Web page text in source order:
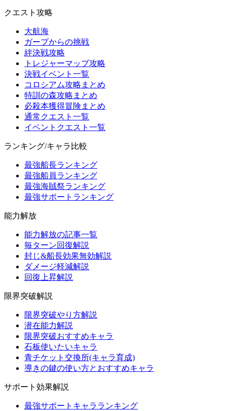
クエスト攻略
大航海
ガープからの挑戦
絆決戦攻略
トレジャーマップ攻略
決戦イベント一覧
コロシアム攻略まとめ
特訓の森攻略まとめ
必殺本獲得冒険まとめ
通常クエスト一覧
イベントクエスト一覧
ランキング/キャラ比較
最強船長ランキング
最強船員ランキング
最強海賊祭ランキング
最強サポートランキング
能力解放
能力解放の記事一覧
毎ターン回復解説
封じ&船長効果無効解説
ダメージ軽減解説
回復上昇解説
限界突破解説
限界突破やり方解説
潜在能力解説
限界突破おすすめキャラ
石板使いたいキャラ
青チケット交換所(キャラ育成)
導きの鍵の使い方とおすすめキャラ
サポート効果解説
最強サポートキャラランキング